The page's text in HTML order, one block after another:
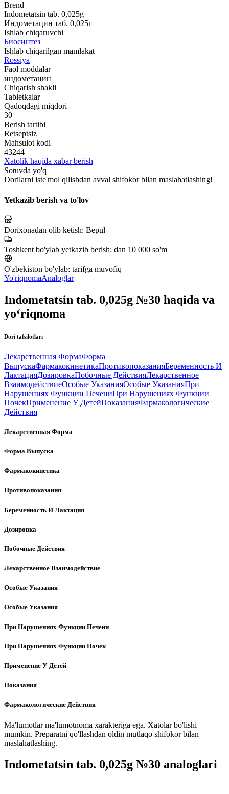
Brend
Indometatsin tab. 0,025g
Индометацин таб. 0,025г
Ishlab chiqaruvchi
Биосинтез
Ishlab chiqarilgan mamlakat
Rossiya
Faol moddalar
индометацин
Chiqarish shakli
Tabletkalar
Qadoqdagi miqdori
30
Berish tartibi
Retseptsiz
Mahsulot kodi
43244
Xatolik haqida xabar berish
Sotuvda yo'q
Dorilarni iste'mol qilishdan avval shifokor bilan maslahatlashing!
Yetkazib berish va to'lov
Dorixonadan olib ketish: Bepul
Toshkent bo'ylab yetkazib berish: dan 10 000 so'm
O'zbekiston bo'ylab: tarifga muvofiq
Yo'riqnomaAnaloglar
Indometatsin tab. 0,025g №30 haqida va
yo‘riqnoma
Dori tafsilotlari
Лекарственная ФормаФорма
ВыпускаФармакокинетикаПротивопоказанияБеременность И
ЛактацияДозировкаПобочные ДействияЛекарственное
ВзаимодействиеОсобые УказанияОсобые УказанияПри
Нарушениях Функции ПечениПри Нарушениях Функции
ПочекПрименение У ДетейПоказанияФармакологические
Действия
Лекарственная Форма
Форма Выпуска
Фармакокинетика
Противопоказания
Беременность И Лактация
Дозировка
Побочные Действия
Лекарственное Взаимодействие
Особые Указания
Особые Указания
При Нарушениях Функции Печени
При Нарушениях Функции Почек
Применение У Детей
Показания
Фармакологические Действия
Ma'lumotlar ma'lumotnoma xarakteriga ega. Xatolar bo'lishi
mumkin. Preparatni qo'llashdan oldin mutlaqo shifokor bilan
maslahatlashing.
Indometatsin tab. 0,025g №30 analoglari